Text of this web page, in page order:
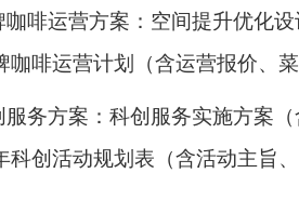
咖啡运营方案：空间提升优化
咖啡运营计划（含运营报价、
服务方案：科创服务实施方案
科创活动规划表（含活动主旨